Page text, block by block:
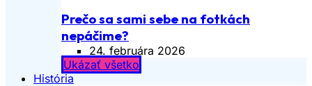
Prečo sa sami sebe na fotkách
nepáčime?
24. februára 2026
Ukázať všetko
História